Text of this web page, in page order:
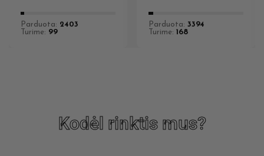
Parduota: 2403
Turime: 99
Parduota: 3394
Turime: 168
Kodėl rinktis mus?